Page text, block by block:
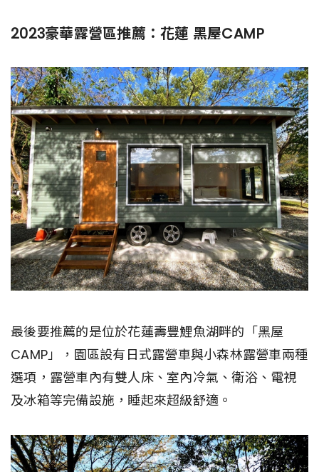
2023豪華露營區推薦：花蓮 黑屋CAMP
最後要推薦的是位於花蓮壽豐鯉魚湖畔的「黑屋
CAMP」，園區設有日式露營車與小森林露營車兩種
選項，露營車內有雙人床、室內冷氣、衛浴、電視
及冰箱等完備設施，睡起來超級舒適。